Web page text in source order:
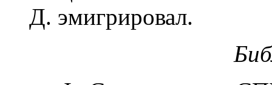
Д. эмигрировал.